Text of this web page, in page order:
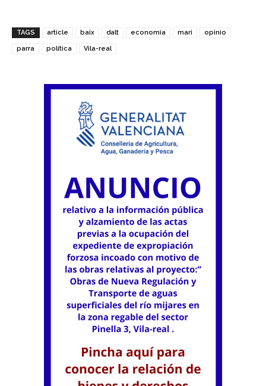
TAGS article baix dalt economia mari opinio
parra política Vila-real